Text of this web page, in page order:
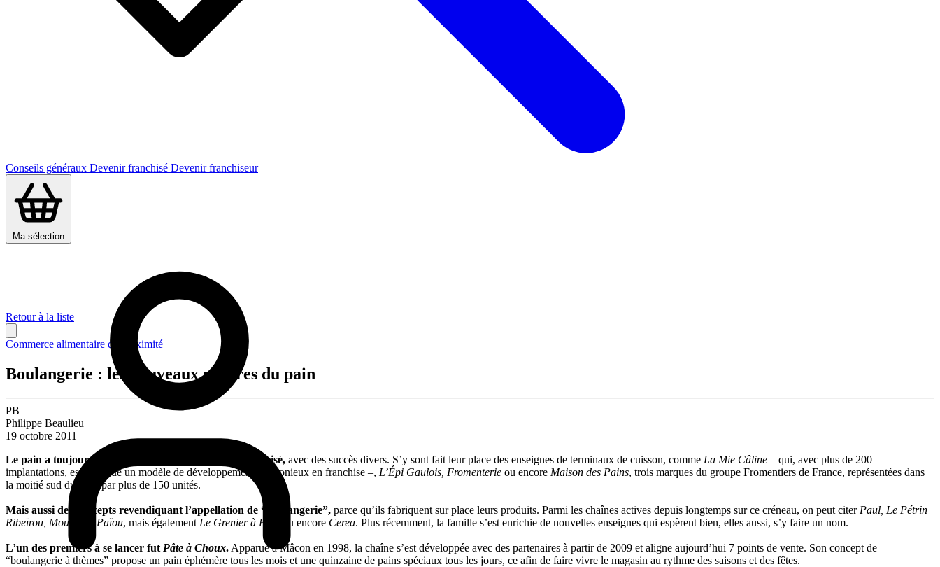
Conseils généraux Devenir franchisé Devenir franchiseur
Ma sélection
Retour à la liste
Commerce alimentaire de proximité
Boulangerie : les nouveaux maîtres du pain
PB
Philippe Beaulieu
19 octobre 2011
Le pain a toujours attiré les réseaux de commerce organisé, avec des succès divers. S’y sont fait leur place des enseignes de terminaux de cuisson, comme La Mie Câline – qui, avec plus de 200
implantations, est devenue un modèle de développement harmonieux en franchise –, L’Épi Gaulois, Fromenterie ou encore Maison des Pains, trois marques du groupe Fromentiers de France, représentées dans
la moitié sud du pays par plus de 150 unités.
Mais aussi des concepts revendiquant l’appellation de “boulangerie”, parce qu’ils fabriquent sur place leurs produits. Parmi les chaînes actives depuis longtemps sur ce créneau, on peut citer Paul, Le Pétrin
Ribeïrou, Moulin de Païou, mais également Le Grenier à Pain ou encore Cerea. Plus récemment, la famille s’est enrichie de nouvelles enseignes qui espèrent bien, elles aussi, s’y faire un nom.
L’un des premiers à se lancer fut Pâte à Choux. Apparue à Mâcon en 1998, la chaîne s’est développée avec des partenaires à partir de 2009 et aligne aujourd’hui 7 points de vente. Son concept de
“boulangerie à thèmes” propose un pain éphémère tous les mois et une quinzaine de pains spéciaux tous les jours, ce afin de faire vivre le magasin au rythme des saisons et des fêtes.